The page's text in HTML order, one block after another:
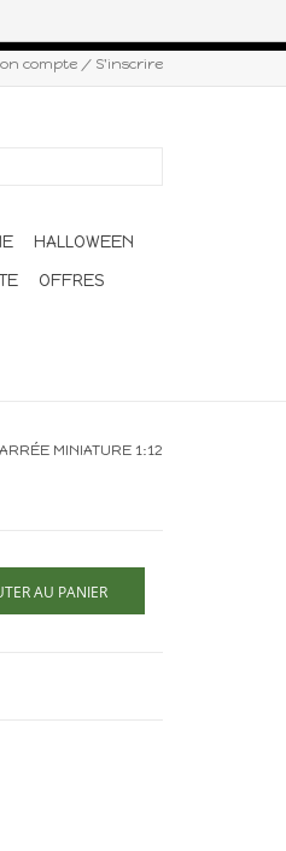
compte / S'inscrire
HALLOWEEN
OFFRES
MINIATURE 1:12
AU PANIER
et votre confiance.